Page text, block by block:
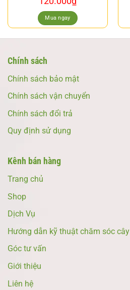
Mua ngay
Chính sách
Chính sách bảo mật
Chính sách vận chuyển
Chính sách đổi trả
Quy định sử dụng
Kênh bán hàng
Trang chủ
Shop
Dịch Vụ
Hướng dẫn kỹ thuật chăm sóc cây
Góc tư vấn
Giới thiệu
Liên hệ